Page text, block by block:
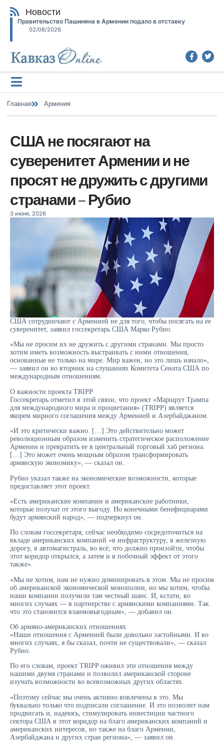
Новости
Правительство Пашиняна в Армении подало в отставку
02/08/2026
Главная Армения
США не посягают на
суверенитет Армении и не
просят не дружить с другими
странами – Рубио
3 июня, 2026
США сотрудничают с Арменией не для того, чтобы посягать на ее
суверенитет, заявил госсекретарь США Марко Рубио.
«Мы не просим их не дружить с другими странами. Мы просто
хотим иметь возможность выстраивать с ними отношения,
основанные не только на мире. Мир важен, но это лишь начало»,
— заявил он во вторник на слушаниях Комитета Сената США по
международным отношениям.
О важности проекта TRIPP
Госсекретарь отметил в этой связи, что проект «Маршрут Трампа
для международного мира и процветания» (TRIPP) является
якорем мирного соглашения между Арменией и Азербайджаном.
«И это критически важно. […] Это действительно может
революционным образом изменить стратегическое расположение
Армении и превратить ее в центральный торговый хаб региона.
[…] Это может очень мощным образом трансформировать
армянскую экономику», — сказал он.
Рубио указал также на экономические возможности, которые
предоставляет этот проект.
«Есть американские компании и американские работники,
которые получат от этого выгоду. Но конечными бенефициарами
будут армянский народ», — подчеркнул он.
По словам госсекретаря, сейчас необходимо сосредоточиться на
вкладе американских компаний «в инфраструктуру, в железную
дорогу, в автомагистраль, во всё, что должно произойти, чтобы
этот коридор открылся, а затем и в побочный эффект от этого
также».
«Мы не хотим, нам не нужно доминировать в этом. Мы не просим
об американской экономической монополии, но мы хотим, чтобы
наши компании получили там честный шанс. И, кстати, во
многих случаях — в партнерстве с армянскими компаниями. Так
что это становится взаимовыгодным», — добавил он.
Об армяно-американских отношениях
«Наши отношения с Арменией были довольно застойными. И во
многих случаях, я бы сказал, почти не существовали», — сказал
Рубио.
По его словам, проект TRIPP оживил эти отношения между
нашими двумя странами и позволил американской стороне
изучать возможности во всевозможных других областях.
«Поэтому сейчас мы очень активно вовлечены в это. Мы
буквально только что подписали соглашение. И это позволит нам
продвигать и, надеюсь, стимулировать инвестиции частного
сектора США в этот коридор на благо американских компаний и
американских интересов, но также на благо Армении,
Азербайджана и других стран региона», — заявил он.